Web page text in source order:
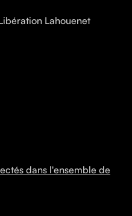
Lahouenet
dans l'ensemble de